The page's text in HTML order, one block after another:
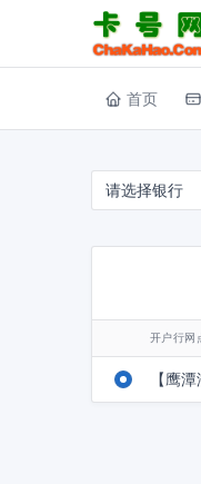
首页
开户行网
【鹰